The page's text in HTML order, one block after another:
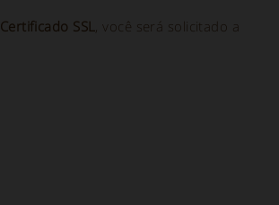
Certificado SSL, você será solicitado a